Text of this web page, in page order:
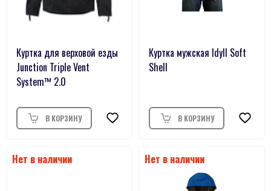
Куртка для верховой езды
Junction Triple Vent
System™ 2.0
Куртка мужская Idyll Soft
Shell